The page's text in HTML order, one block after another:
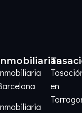
en